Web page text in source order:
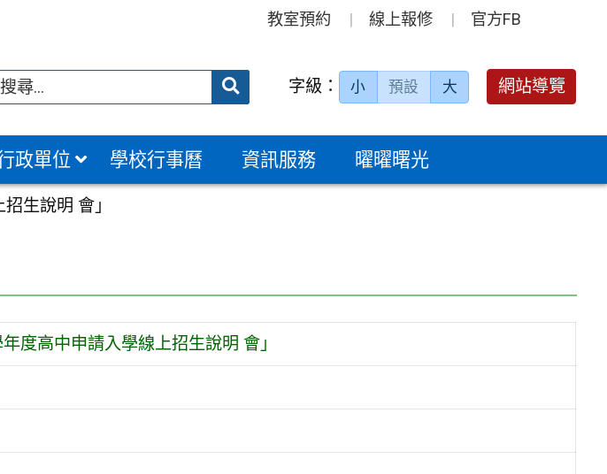
教室預約 線上報修 官方FB
送出 字級： 小 預設 大 網站導覽
政單位 學校行事曆 資訊服務 曜曜曙光
生說明 會」
度高中申請入學線上招生說明 會」